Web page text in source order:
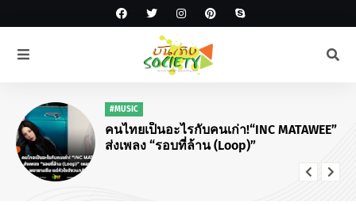
#MUSIC
คนไทยเป็นอะไรกับคนเก่า!“INC MATAWEE”
ส่งเพลง “รอบที่ล้าน (Loop)”